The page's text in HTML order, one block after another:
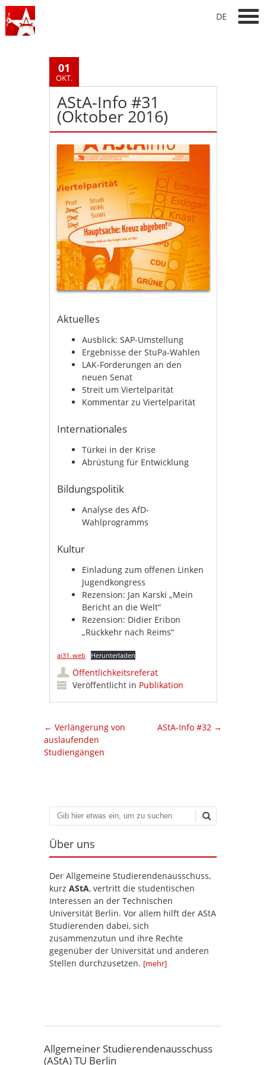
DE
01
OKT.
AStA-Info #31
(Oktober 2016)
Aktuelles
Ausblick: SAP-Umstellung
Ergebnisse der StuPa-Wahlen
LAK-Forderungen an den
neuen Senat
Streit um Viertelparität
Kommentar zu Viertelparität
Internationales
Türkei in der Krise
Abrüstung für Entwicklung
Bildungspolitik
Analyse des AfD-
Wahlprogramms
Kultur
Einladung zum offenen Linken
Jugendkongress
Rezension: Jan Karski „Mein
Bericht an die Welt“
Rezension: Didier Eribon
„Rückkehr nach Reims“
ai31_web Herunterladen
Öffentlichkeitsreferat
Veröffentlicht in Publikation
Artikel-Navigation
← Verlängerung von
auslaufenden
Studiengängen
AStA-Info #32 →
Suchen
Über uns
Der Allgemeine Studierendenausschuss,
kurz AStA, vertritt die studentischen
Interessen an der Technischen
Universität Berlin. Vor allem hilft der AStA
Studierenden dabei, sich
zusammenzutun und ihre Rechte
gegenüber der Universität und anderen
Stellen durchzusetzen. [mehr]
Allgemeiner Studierendenausschuss
(AStA) TU Berlin